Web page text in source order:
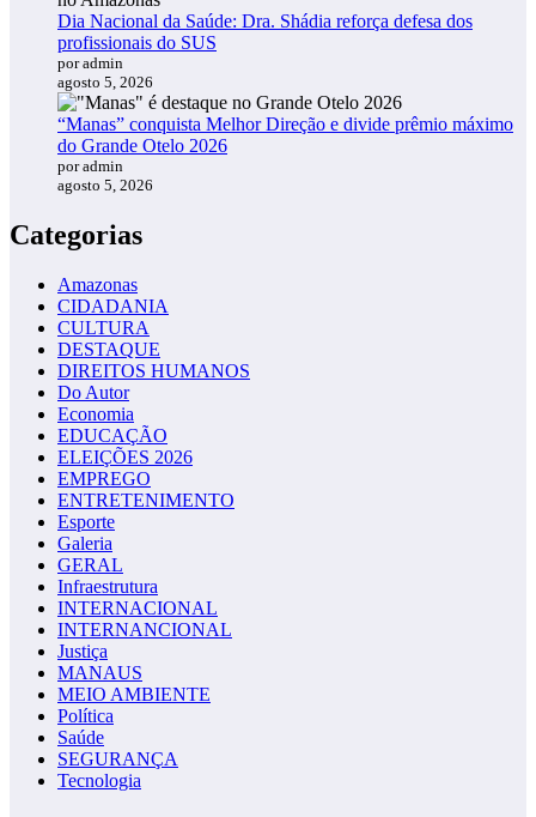
Dia Nacional da Saúde: Dra. Shádia reforça defesa dos
profissionais do SUS
por admin
agosto 5, 2026
“Manas” conquista Melhor Direção e divide prêmio máximo
do Grande Otelo 2026
por admin
agosto 5, 2026
Categorias
Amazonas
CIDADANIA
CULTURA
DESTAQUE
DIREITOS HUMANOS
Do Autor
Economia
EDUCAÇÃO
ELEIÇÕES 2026
EMPREGO
ENTRETENIMENTO
Esporte
Galeria
GERAL
Infraestrutura
INTERNACIONAL
INTERNANCIONAL
Justiça
MANAUS
MEIO AMBIENTE
Política
Saúde
SEGURANÇA
Tecnologia